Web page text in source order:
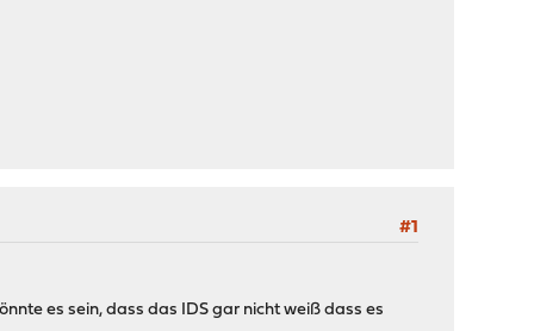
#1
es sein, dass das IDS gar nicht weiß dass es